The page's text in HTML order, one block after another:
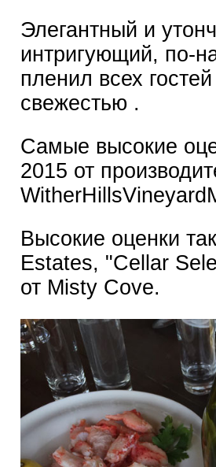
Элегантный и
интригующий, по-
пленил всех
свежестью .
Самые высокие
2015 от
Высокие оценки
Estates, "Cellar Selection"и Paddle Creek 2016
от Misty Cove.